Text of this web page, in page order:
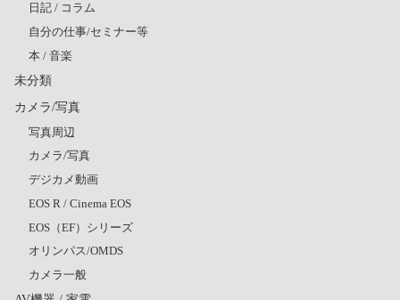
日記 / コラム
自分の仕事/セミナー等
本 / 音楽
未分類
カメラ/写真
写真周辺
カメラ/写真
デジカメ動画
EOS R / Cinema EOS
EOS（EF）シリーズ
オリンパス/OMDS
カメラ一般